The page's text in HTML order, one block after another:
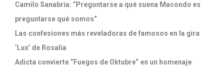
Camilo Sanabria: “Preguntarse a qué suena Macondo es
preguntarse qué somos”
Las confesiones más reveladoras de famosos en la gira
‘Lux’ de Rosalía
Adicta convierte “Fuegos de Oktubre” en un homenaje